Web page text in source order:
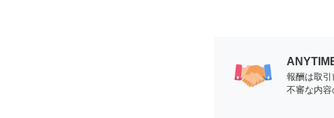
報酬は取
不審な内容